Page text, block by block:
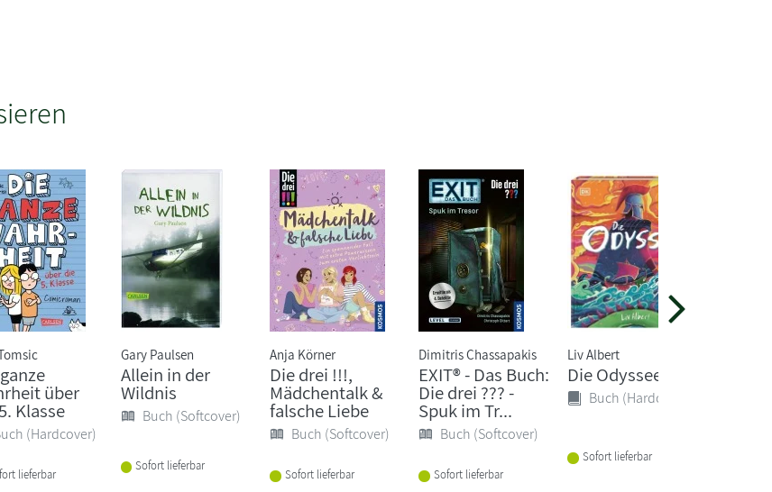
über
Klasse
(Hardcover)
lieferbar
Gary Paulsen
Allein in der
Wildnis
Buch (Softcover)
Sofort lieferbar
Anja Körner
Die drei !!!,
Mädchentalk &
falsche Liebe
Buch (Softcover)
Sofort lieferbar
Dimitris Chassapakis
EXIT® - Das Buch:
Die drei ??? -
Spuk im Tr...
Buch (Softcover)
Sofort lieferbar
Liv Albert
Die Odyssee
Buch (Hardcover)
Sofort lieferbar